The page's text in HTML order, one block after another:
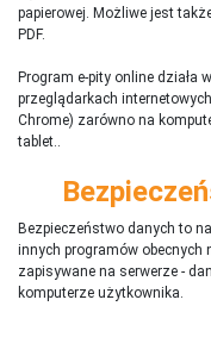
papierowej. Możliwe jest
PDF.
Program e-pity online działa
przeglądarkach
Chrome) zarówno na
tablet..
Bezpieczeństwo danych to
innych programów obecnych
zapisywane na serwerze -
komputerze użytkownika.